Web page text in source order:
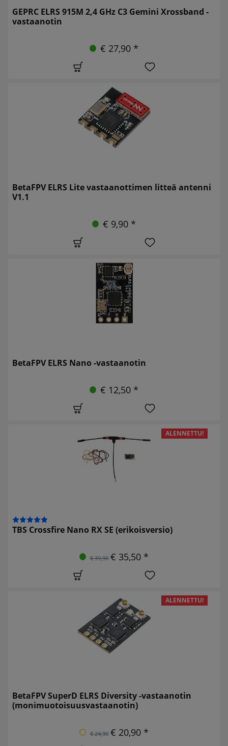
GEPRC ELRS 915M 2,4 GHz C3 Gemini Xrossband -
vastaanotin
€ 27,90 *
BetaFPV ELRS Lite vastaanottimen litteä antenni
V1.1
€ 9,90 *
BetaFPV ELRS Nano -vastaanotin
€ 12,50 *
ALENNETTU!
TBS Crossfire Nano RX SE (erikoisversio)
€ 39,90 € 35,50 *
ALENNETTU!
BetaFPV SuperD ELRS Diversity -vastaanotin
(monimuotoisuusvastaanotin)
€ 24,90 € 20,90 *